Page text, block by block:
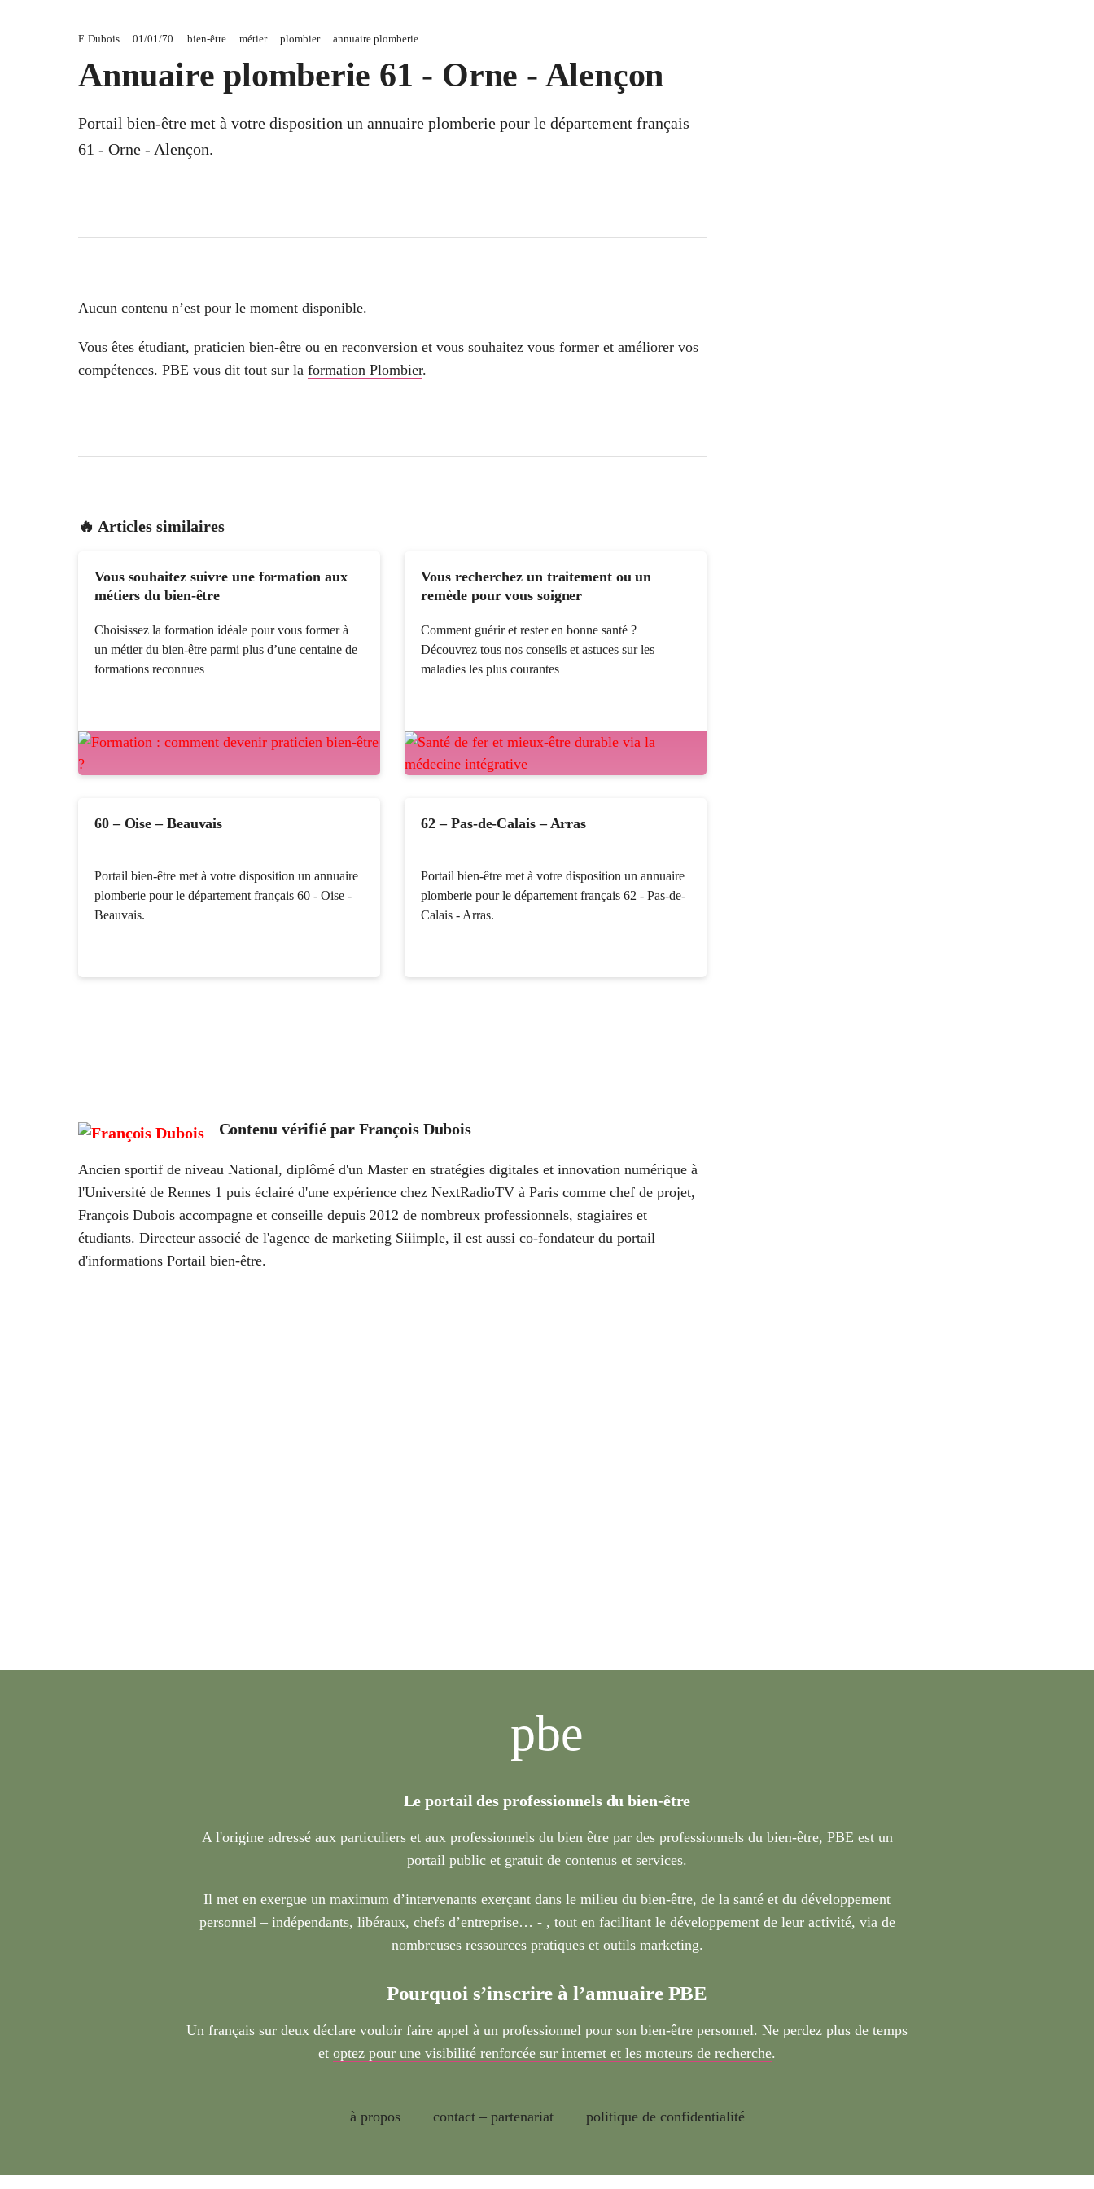
F. Dubois 01/01/70 bien-être métier plombier annuaire plomberie
Annuaire plomberie 61 - Orne - Alençon
Portail bien-être met à votre disposition un annuaire plomberie pour le département français
61 - Orne - Alençon.
Aucun contenu n’est pour le moment disponible.
Vous êtes étudiant, praticien bien-être ou en reconversion et vous souhaitez vous former et améliorer vos
compétences. PBE vous dit tout sur la formation Plombier.
🔥 Articles similaires
Vous souhaitez suivre une formation aux
métiers du bien-être
Choisissez la formation idéale pour vous former à
un métier du bien-être parmi plus d’une centaine de
formations reconnues
Vous recherchez un traitement ou un
remède pour vous soigner
Comment guérir et rester en bonne santé ?
Découvrez tous nos conseils et astuces sur les
maladies les plus courantes
60 – Oise – Beauvais
Portail bien-être met à votre disposition un annuaire
plomberie pour le département français 60 - Oise -
Beauvais.
62 – Pas-de-Calais – Arras
Portail bien-être met à votre disposition un annuaire
plomberie pour le département français 62 - Pas-de-
Calais - Arras.
Contenu vérifié par François Dubois
Ancien sportif de niveau National, diplômé d'un Master en stratégies digitales et innovation numérique à
l'Université de Rennes 1 puis éclairé d'une expérience chez NextRadioTV à Paris comme chef de projet,
François Dubois accompagne et conseille depuis 2012 de nombreux professionnels, stagiaires et
étudiants. Directeur associé de l'agence de marketing Siiimple, il est aussi co-fondateur du portail
d'informations Portail bien-être.
pbe
Le portail des professionnels du bien-être
A l'origine adressé aux particuliers et aux professionnels du bien être par des professionnels du bien-être, PBE est un
portail public et gratuit de contenus et services.
Il met en exergue un maximum d’intervenants exerçant dans le milieu du bien-être, de la santé et du développement
personnel – indépendants, libéraux, chefs d’entreprise… - , tout en facilitant le développement de leur activité, via de
nombreuses ressources pratiques et outils marketing.
Pourquoi s’inscrire à l’annuaire PBE
Un français sur deux déclare vouloir faire appel à un professionnel pour son bien-être personnel. Ne perdez plus de temps
et optez pour une visibilité renforcée sur internet et les moteurs de recherche.
à propos contact – partenariat politique de confidentialité